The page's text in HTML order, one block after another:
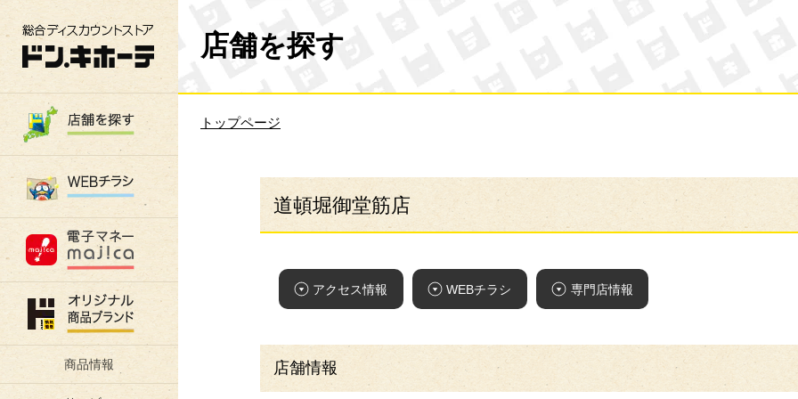
総合ディスカウントストア 驚安の殿堂 ドン・キホーテ
商品情報
店舗を探す
トップページ
道頓堀御堂筋店
アクセス情報 WEBチラシ 専門店情報
店舗情報